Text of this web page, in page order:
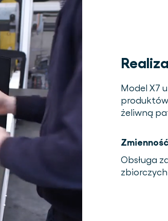
Model X7
żeliwną
Zmienność
Obsługa